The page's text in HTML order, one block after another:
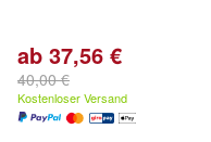
ab 37,56 €
40,00 €
Kostenloser Versand